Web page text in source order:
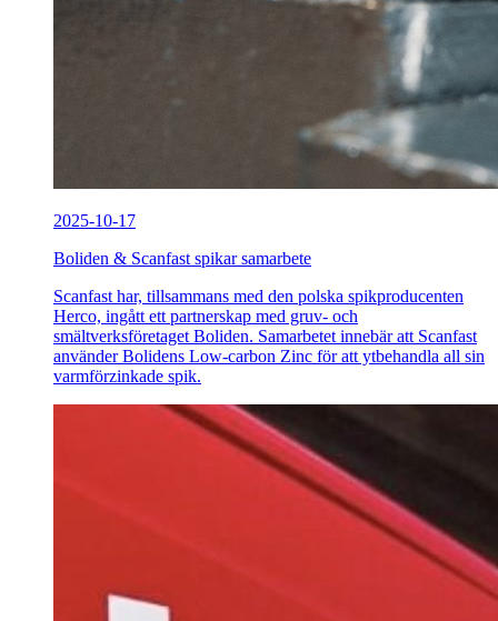
2025-10-17
Boliden & Scanfast spikar samarbete
Scanfast har, tillsammans med den polska spikproducenten
Herco, ingått ett partnerskap med gruv- och
smältverksföretaget Boliden. Samarbetet innebär att Scanfast
använder Bolidens Low-carbon Zinc för att ytbehandla all sin
varmförzinkade spik.